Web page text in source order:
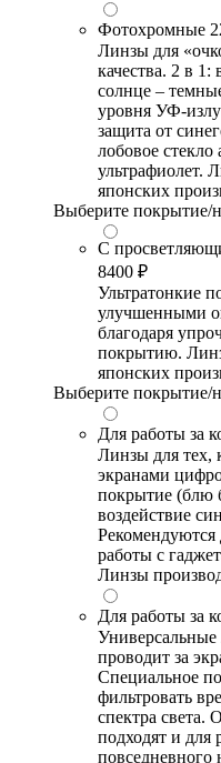
Фотохромные
Линзы для
качества. 2 в
солнце –
уровня УФ-
защита от
лобовое стекло
ультрафиолет.
японских
Выберите покрытие/
С
8400 ₽
Ультратонкие
улучшенными
благодаря
покрытию.
японских
Выберите покрытие/
Для работы за
Линзы для тех,
экранами
покрытие (блю
воздействие
Рекомендуются
работы с
Линзы
Для работы за
Универсальные
проводит за
Специальное
фильтровать
спектра света.
подходят и для